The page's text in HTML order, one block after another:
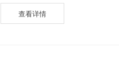
查看详情